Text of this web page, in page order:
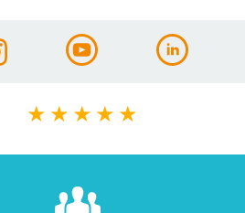
★ ★ ★ ★ ★